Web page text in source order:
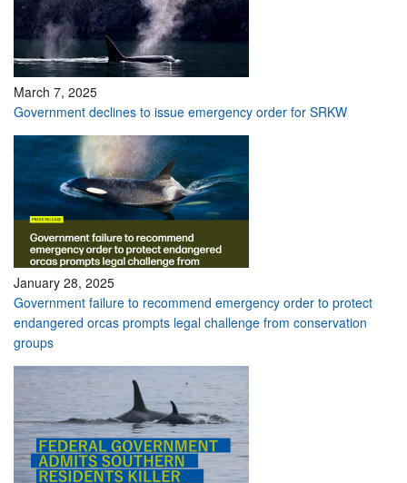
March 7, 2025
Government declines to issue emergency order for SRKW
January 28, 2025
Government failure to recommend emergency order to protect
endangered orcas prompts legal challenge from conservation
groups